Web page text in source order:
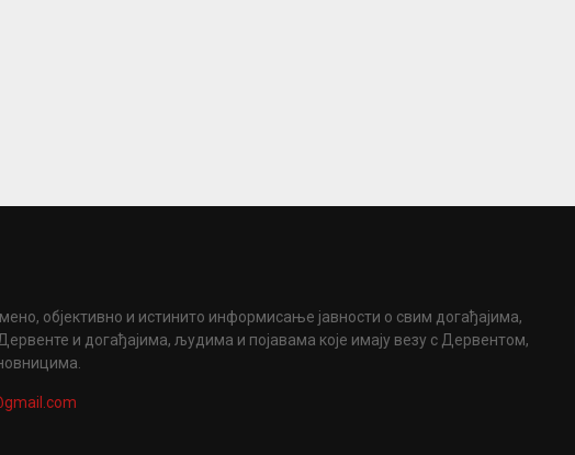
објективно и истинито информисање јавности о свим догађајима,
и догађајима, људима и појавама које имају везу с Дервентом,